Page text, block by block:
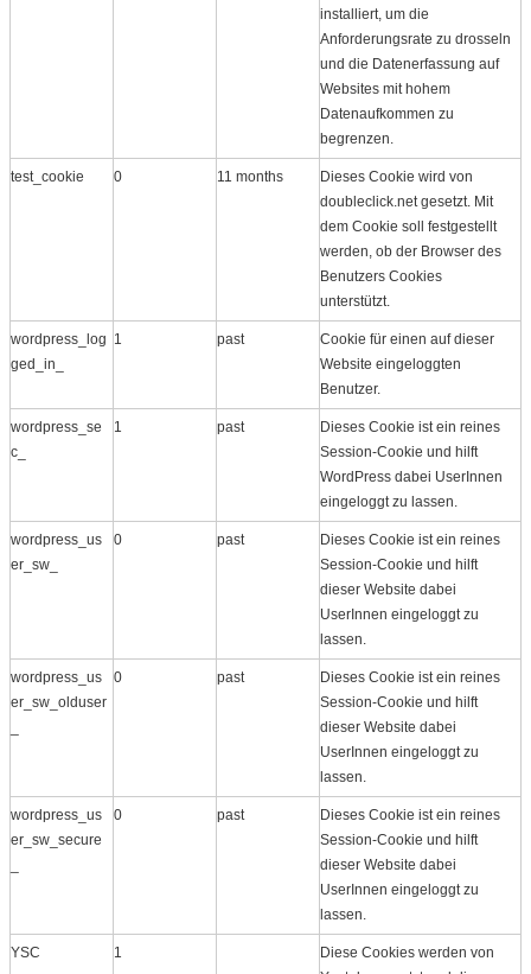
installiert, um die
Anforderungsrate zu drosseln
und die Datenerfassung auf
Websites mit hohem
Datenaufkommen zu
begrenzen.
test_cookie 0 11 months
Dieses Cookie wird von
doubleclick.net gesetzt. Mit
dem Cookie soll festgestellt
werden, ob der Browser des
Benutzers Cookies
unterstützt.
wordpress_log
ged_in_
1 past
Cookie für einen auf dieser
Website eingeloggten
Benutzer.
wordpress_se
c_
1 past
Dieses Cookie ist ein reines
Session-Cookie und hilft
WordPress dabei UserInnen
eingeloggt zu lassen.
wordpress_us
er_sw_
0 past
Dieses Cookie ist ein reines
Session-Cookie und hilft
dieser Website dabei
UserInnen eingeloggt zu
lassen.
wordpress_us
er_sw_olduser
0 past
Dieses Cookie ist ein reines
Session-Cookie und hilft
dieser Website dabei
UserInnen eingeloggt zu
lassen.
wordpress_us
er_sw_secure
0 past
Dieses Cookie ist ein reines
Session-Cookie und hilft
dieser Website dabei
UserInnen eingeloggt zu
lassen.
YSC 1
Diese Cookies werden von